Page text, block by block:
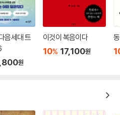
써 예수님의 사명에서 당신의 역할을
담임목사, NewThing 사역자)
척자와 회중의 선교적 사고를 새롭게
판은 우리를 실망시키지 않는다. 개
메시지를 담아 우리의 현재 상황을
음세대 트
원
이것이 복음이다
10% 17,100원